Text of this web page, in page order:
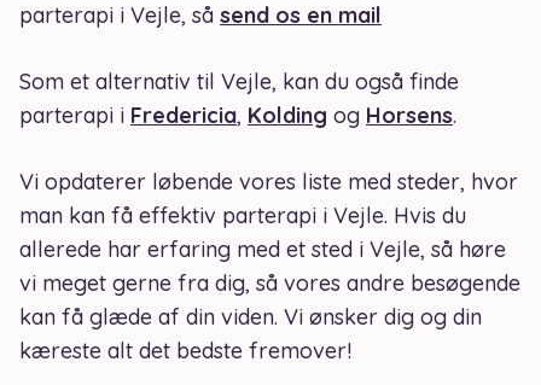
parterapi i Vejle, så send os en mail
Som et alternativ til Vejle, kan du også finde
parterapi i Fredericia, Kolding og Horsens.
Vi opdaterer løbende vores liste med steder, hvor
man kan få effektiv parterapi i Vejle. Hvis du
allerede har erfaring med et sted i Vejle, så høre
vi meget gerne fra dig, så vores andre besøgende
kan få glæde af din viden. Vi ønsker dig og din
kæreste alt det bedste fremover!